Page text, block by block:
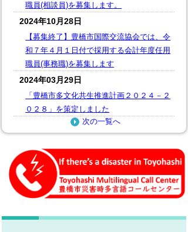
職員(相談員)を募集します。
2024年10月28日
【募集終了】豊橋市国際交流協会では、令
和７年４月１日付で採用する会計年度任用
職員(事務職)を募集します
2024年03月29日
「豊橋市多文化共生推進計画２０２４－２
０２８」を策定しました
次の一覧へ